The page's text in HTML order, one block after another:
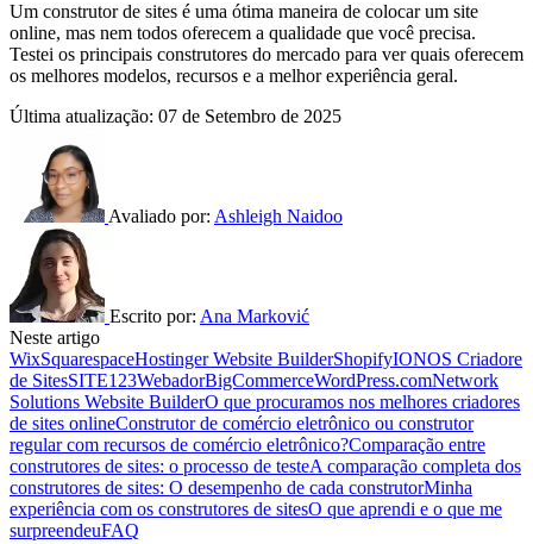
Um construtor de sites é uma ótima maneira de colocar um site
online, mas nem todos oferecem a qualidade que você precisa.
Testei os principais construtores do mercado para ver quais oferecem
os melhores modelos, recursos e a melhor experiência geral.
Última atualização: 07 de Setembro de 2025
Avaliado por: Ashleigh Naidoo
Escrito por: Ana Marković
Neste artigo
WixSquarespaceHostinger Website BuilderShopifyIONOS Criadore
de SitesSITE123WebadorBigCommerceWordPress.comNetwork
Solutions Website BuilderO que procuramos nos melhores criadores
de sites onlineConstrutor de comércio eletrônico ou construtor
regular com recursos de comércio eletrônico?Comparação entre
construtores de sites: o processo de testeA comparação completa dos
construtores de sites: O desempenho de cada construtorMinha
experiência com os construtores de sitesO que aprendi e o que me
surpreendeuFAQ